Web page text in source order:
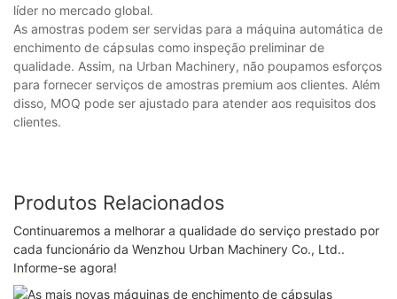
líder no mercado global.
As amostras podem ser servidas para a máquina automática de
enchimento de cápsulas como inspeção preliminar de
qualidade. Assim, na Urban Machinery, não poupamos esforços
para fornecer serviços de amostras premium aos clientes. Além
disso, MOQ pode ser ajustado para atender aos requisitos dos
clientes.
Produtos Relacionados
Continuaremos a melhorar a qualidade do serviço prestado por
cada funcionário da Wenzhou Urban Machinery Co., Ltd..
Informe-se agora!